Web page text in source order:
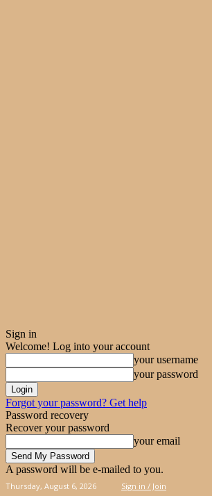
Sign in
Welcome! Log into your account
your username
your password
Forgot your password? Get help
Password recovery
Recover your password
your email
A password will be e-mailed to you.
Thursday, August 6, 2026 Sign in / Join